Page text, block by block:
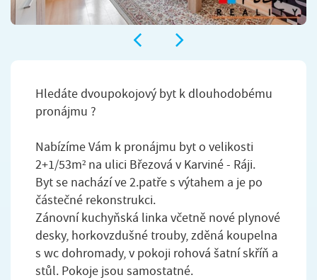
Hledáte dvoupokojový byt k dlouhodobému
pronájmu ?
Nabízíme Vám k pronájmu byt o velikosti
2+1/53m² na ulici Březová v Karviné - Ráji.
Byt se nachází ve 2.patře s výtahem a je po
částečné rekonstrukci.
Zánovní kuchyňská linka včetně nové plynové
desky, horkovzdušné trouby, zděná koupelna
s wc dohromady, v pokoji rohová šatní skříň a
stůl. Pokoje jsou samostatné.